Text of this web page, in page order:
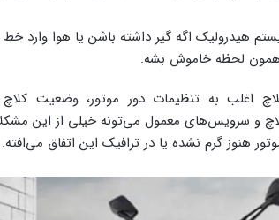
هیدرولیک اگه گیر داشته باشن یا هوا وارد
همون لحظه خاموش بشه.
اغلب به تنظیمات دور موتور، وضعیت
و سرویس‌های معمول می‌تونه خیلی از این
هنوز گرم نشده یا در ترافیک این اتفاق می‌افته.